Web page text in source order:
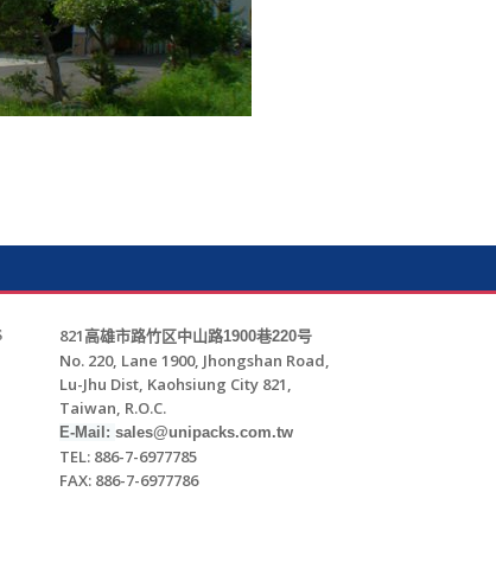
821高雄市路竹区中山路1900巷220号
No. 220, Lane 1900, Jhongshan Road,
Lu-Jhu Dist, Kaohsiung City 821,
Taiwan, R.O.C.
E-Mail:sales@unipacks.com.tw
TEL: 886-7-6977785
FAX: 886-7-6977786